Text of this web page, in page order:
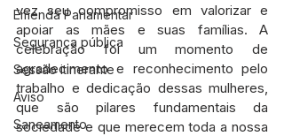
Emenda Parlamentar
Segurança pública
Sessão itinerante
Aviso
Saneamento
vez seu compromisso em valorizar e
apoiar as mães e suas famílias. A
celebração foi um momento de
agradecimento e reconhecimento pelo
trabalho e dedicação dessas mulheres,
que são pilares fundamentais da
sociedade e que merecem toda a nossa